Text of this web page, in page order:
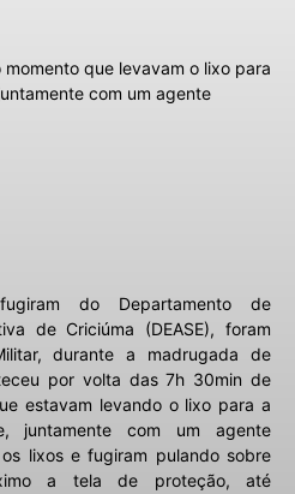
que levavam o lixo para
com um agente
do Departamento de
de Criciúma (DEASE), foram
durante a madrugada de
por volta das 7h 30min de
estavam levando o lixo para a
juntamente com um agente
lixos e fugiram pulando sobre
a tela de proteção, até